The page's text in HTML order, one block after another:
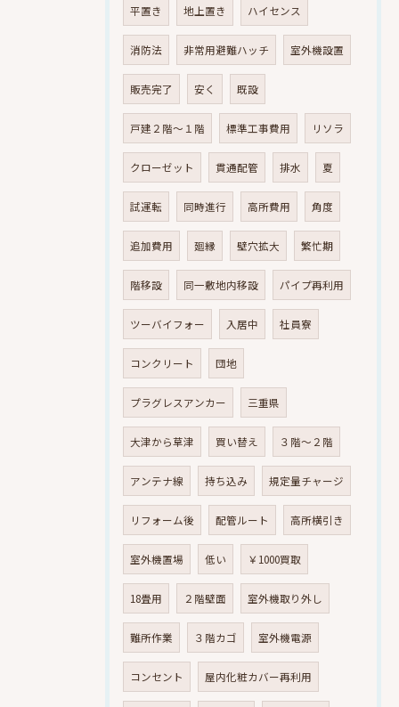
平置き 地上置き ハイセンス
消防法 非常用避難ハッチ 室外機設置
販売完了 安く 既設
戸建２階～１階 標準工事費用 リソラ
クローゼット 貫通配管 排水 夏
試運転 同時進行 高所費用 角度
追加費用 廻縁 壁穴拡大 繁忙期
階移設 同一敷地内移設 パイプ再利用
ツーバイフォー 入居中 社員寮
コンクリート 団地
プラグレスアンカー 三重県
大津から草津 買い替え ３階～２階
アンテナ線 持ち込み 規定量チャージ
リフォーム後 配管ルート 高所横引き
室外機置場 低い ￥1000買取
18畳用 ２階壁面 室外機取り外し
難所作業 ３階カゴ 室外機電源
コンセント 屋内化粧カバー再利用